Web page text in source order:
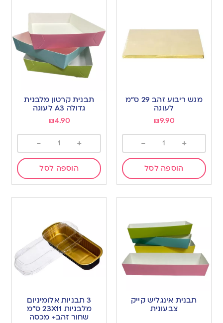
מגש ריבוע זהב 29 ס”מ
לעוגה
₪9.90
+
-
הוספה לסל
תבנית קרטון מלבנית
גדולה A3 לעוגה
₪4.90
+
-
הוספה לסל
תבנית אינגליש קייק
צבעונית
3 תבניות אלומיניום
מלבניות 23X11 ס”מ
שחור זהב+ מכסה